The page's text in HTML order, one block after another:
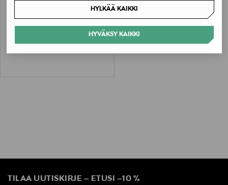
HYLKÄÄ KAIKKI
HYVÄKSY KAIKKI
Cellular Performance Extra Intensive
314,00 €
TILAA UUTISKIRJE – ETUSI –10 %